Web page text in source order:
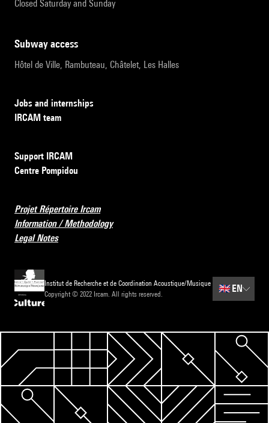
Closed Saturday and Sunday
subway access
Hôtel de Ville, Rambuteau, Châtelet, Les Halles
Jobs and internships
IRCAM team
Support IRCAM
Centre Pompidou
Projet Répertoire Ircam
Information / Methodology
Legal Notes
Institut de Recherche et de Coordination Acoustique/Musique
Copyright © 2022 Ircam. All rights reserved.
🇬🇧 EN